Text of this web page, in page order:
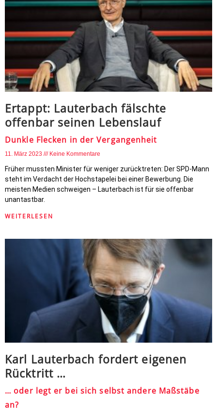
Ertappt: Lauterbach fälschte
offenbar seinen Lebenslauf
Dunkle Flecken in der Vergangenheit
11. März 2023 Keine Kommentare
Früher mussten Minister für weniger zurücktreten: Der SPD-Mann
steht im Verdacht der Hochstapelei bei einer Bewerbung. Die
meisten Medien schweigen – Lauterbach ist für sie offenbar
unantastbar.
WEITERLESEN
Karl Lauterbach fordert eigenen
Rücktritt …
… oder legt er bei sich selbst andere Maßstäbe
an?